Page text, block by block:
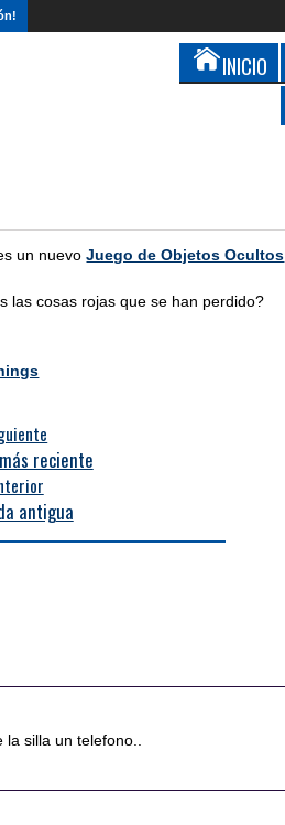
INICIO
un nuevoJuego de Objetos Ocultos
las cosas rojas que se han perdido?
reciente
antigua
silla un telefono..